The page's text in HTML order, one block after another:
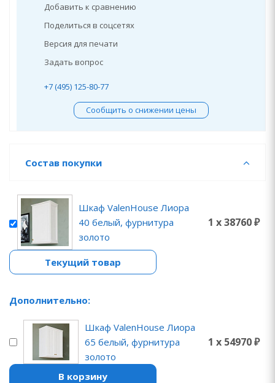
Добавить к сравнению
Поделиться в соцсетях
Версия для печати
Задать вопрос
+7 (495) 125-80-77
Сообщить о снижении цены
Состав покупки
Шкаф ValenHouse Лиора
40 белый, фурнитура
золото
1 x 38760 ₽
Текущий товар
Дополнительно:
Шкаф ValenHouse Лиора
65 белый, фурнитура
золото
1 x 54970 ₽
В корзину